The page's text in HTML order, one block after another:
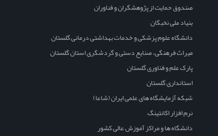
صندوق حمایت از پژوهشگران و فناوران
بنیاد ملی نخبگان
دانشگاه علوم پزشکی و خدمات بهداشتی درمانی گلستان
میراث فرهنگی، صنایع دستی و گردشگری استان گلستان
پارک علم و فناوری گلستان
استانداری گلستان
شبکه آزمایشگاه های علمی ایران (شاعا)
نرم افزار اکانتینگ
دانشگاه ها و مراکز آموزش عالی کشور